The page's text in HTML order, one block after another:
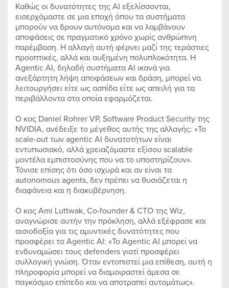
Καθώς οι δυνατότητες της AI εξελίσσονται,
εισερχόμαστε σε μια εποχή όπου τα συστήματα
μπορούν να δρουν αυτόνομα και να λαμβάνουν
αποφάσεις σε πραγματικό χρόνο χωρίς ανθρώπινη
παρέμβαση. Η αλλαγή αυτή φέρνει μαζί της τεράστιες
προοπτικές, αλλά και αυξημένη πολυπλοκότητα. Η
Agentic AI, δηλαδή συστήματα AI ικανά για
ανεξάρτητη λήψη αποφάσεων και δράση, μπορεί να
λειτουργήσει είτε ως ασπίδα είτε ως απειλή για τα
περιβάλλοντα στα οποία εφαρμόζεται.
Ο κος Daniel Rohrer VP, Software Product Security της
NVIDIA, ανέδειξε το μέγεθος αυτής της αλλαγής: «Το
scale-out των agentic AI δυνατοτήτων είναι
εντυπωσιακό, αλλά χρειαζόμαστε εξίσου scalable
μοντέλα εμπιστοσύνης που να το υποστηρίζουν».
Τόνισε επίσης ότι όσο ισχυρά και αν είναι τα
autonomous agents, δεν πρέπει να θυσιάζεται η
διαφάνεια και η διακυβέρνηση.
Ο κος Ami Luttwak, Co-founder & CTO της Wiz,
αναγνώρισε αυτήν την πρόκληση, αλλά εξέφρασε και
αισιοδοξία για τις αμυντικές δυνατότητες που
προσφέρει το Agentic AI: «Το Agentic AI μπορεί να
ενδυναμώσει τους defenders γιατί προσφέρει
συλλογική γνώση. Όταν εντοπιστεί μια επίθεση, αυτή η
πληροφορία μπορεί να διαμοιραστεί άμεσα σε
παγκόσμιο επίπεδο και να αποτραπεί αυτομάτως».